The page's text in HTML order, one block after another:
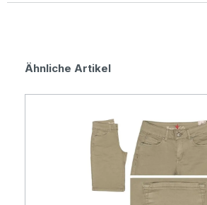
Produktgalerie überspringen
Ähnliche Artikel